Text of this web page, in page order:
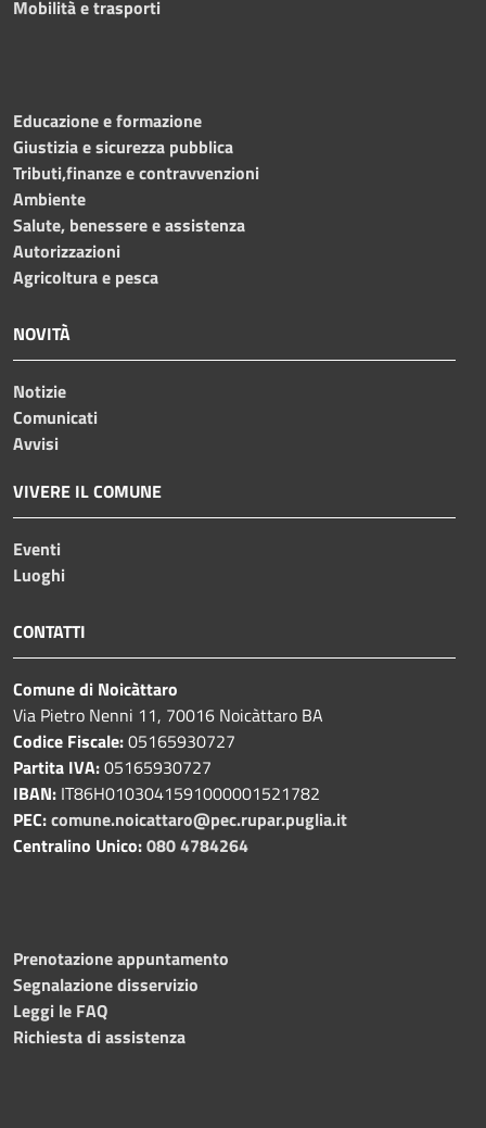
Mobilità e trasporti
Educazione e formazione
Giustizia e sicurezza pubblica
Tributi,finanze e contravvenzioni
Ambiente
Salute, benessere e assistenza
Autorizzazioni
Agricoltura e pesca
NOVITÀ
Notizie
Comunicati
Avvisi
VIVERE IL COMUNE
Eventi
Luoghi
CONTATTI
Comune di Noicàttaro
Via Pietro Nenni 11, 70016 Noicàttaro BA
Codice Fiscale:05165930727
Partita IVA:05165930727
IBAN: IT86H0103041591000001521782
PEC:comune.noicattaro@pec.rupar.puglia.it
Centralino Unico:080 4784264
Prenotazione appuntamento
Segnalazione disservizio
Leggi le FAQ
Richiesta di assistenza